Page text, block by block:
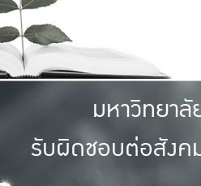
มหาวิทยาลั
รับผิดชอบต่อสังค